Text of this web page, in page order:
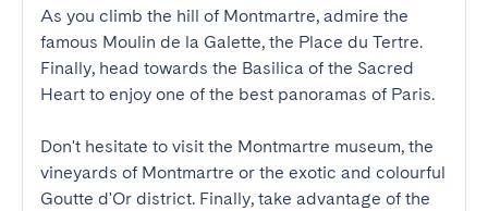
As you climb the hill of Montmartre, admire the
famous Moulin de la Galette, the Place du Tertre.
Finally, head towards the Basilica of the Sacred
Heart to enjoy one of the best panoramas of Paris.
Don't hesitate to visit the Montmartre museum, the
vineyards of Montmartre or the exotic and colourful
Goutte d'Or district. Finally, take advantage of the